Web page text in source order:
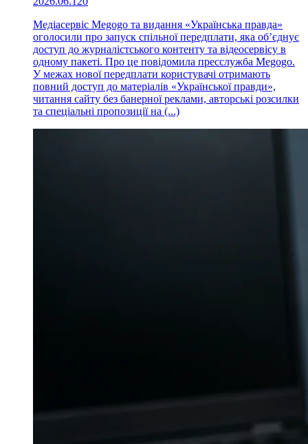
Медіасервіс Megogo та видання «Українська правда»
оголосили про запуск спільної передплати, яка об’єднує
доступ до журналістського контенту та відеосервісу в
одному пакеті. Про це повідомила пресслужба Megogo.
У межах нової передплати користувачі отримають
повний доступ до матеріалів «Української правди»,
читання сайту без банерної реклами, авторські розсилки
та спеціальні пропозиції на (...)